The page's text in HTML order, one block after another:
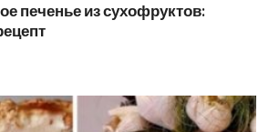
печенье из сухофруктов: